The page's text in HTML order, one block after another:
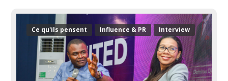
Ce qu'ils pensent Influence & PR Interview